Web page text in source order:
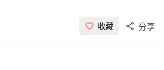
收藏 分享